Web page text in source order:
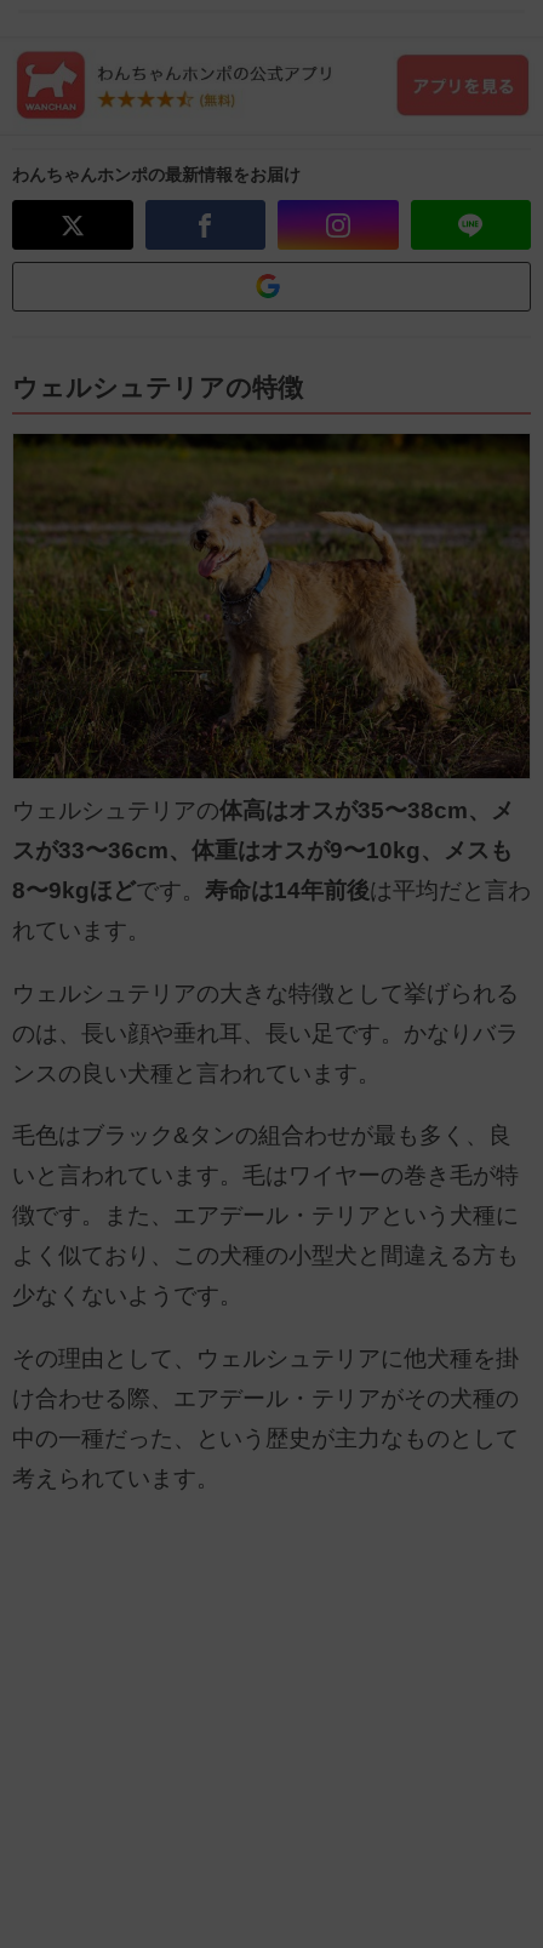
わんちゃんホンポの最新情報をお届け
ウェルシュテリアの特徴
ウェルシュテリアの体高はオスが35〜38cm、メ
スが33〜36cm、体重はオスが9〜10kg、メスも
8〜9kgほどです。 寿命は14年前後は平均だと言わ
れています。
ウェルシュテリアの大きな特徴として挙げられる
のは、長い顔や垂れ耳、長い足です。かなりバラ
ンスの良い犬種と言われています。
毛色はブラック&タンの組合わせが最も多く、良
いと言われています。毛はワイヤーの巻き毛が特
徴です。また、エアデール・テリアという犬種に
よく似ており、この犬種の小型犬と間違える方も
少なくないようです。
その理由として、ウェルシュテリアに他犬種を掛
け合わせる際、エアデール・テリアがその犬種の
中の一種だった、という歴史が主力なものとして
考えられています。